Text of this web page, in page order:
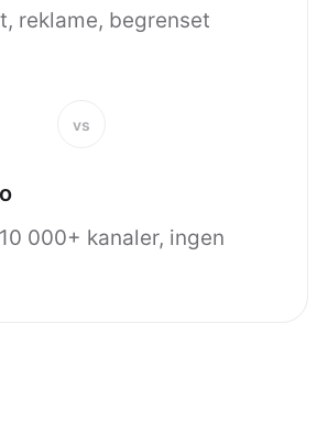
reklame, begrenset
vs
000+ kanaler, ingen